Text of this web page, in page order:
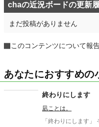
chaの近況ボードの更新
まだ投稿がありません
このコンテンツについて報
あなたにおすすめの
終わりにします
凪ことは。
「終わりにします」 その言葉とともに、侯爵令嬢シルヴィアは毒